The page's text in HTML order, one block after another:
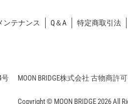
ンテナンス Q＆A 特定商取引法
MOON BRIDGE株式会社 古物商許
Copyright © MOON BRIDGE 2026 All